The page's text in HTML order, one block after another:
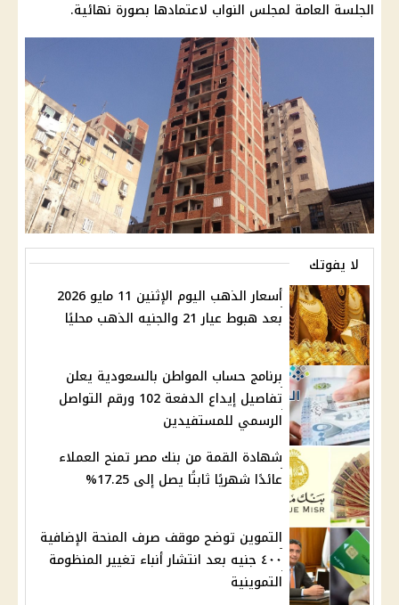
الجلسة العامة لمجلس النواب لاعتمادها بصورة نهائية.
لا يفوتك
أسعار الذهب اليوم الإثنين 11 مايو 2026
بعد هبوط عيار 21 والجنيه الذهب محليًا
برنامج حساب المواطن بالسعودية يعلن
تفاصيل إيداع الدفعة 102 ورقم التواصل
الرسمي للمستفيدين
شهادة القمة من بنك مصر تمنح العملاء
عائدًا شهريًا ثابتًا يصل إلى 17.25%
التموين توضح موقف صرف المنحة الإضافية
٤٠٠ جنيه بعد انتشار أنباء تغيير المنظومة
التموينية